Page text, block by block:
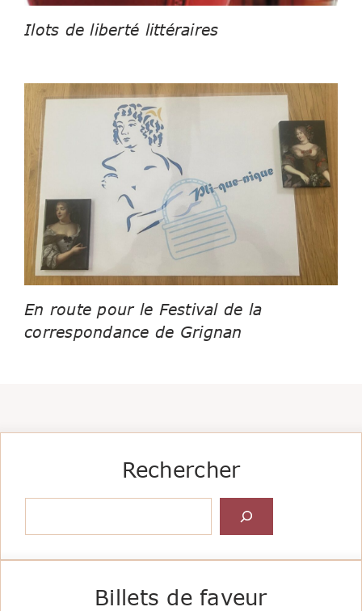
Ilots de liberté littéraires
En route pour le Festival de la
correspondance de Grignan
Rechercher
Billets de faveur